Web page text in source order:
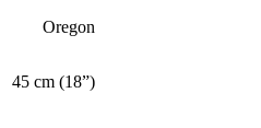
Oregon
45 cm (18”)